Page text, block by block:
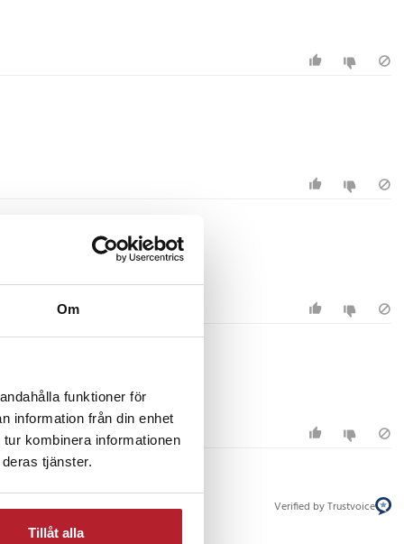
Om
funktioner för
information från din enhet
kombinera informationen
tjänster.
Tillåt alla
Verified by Trustvoice